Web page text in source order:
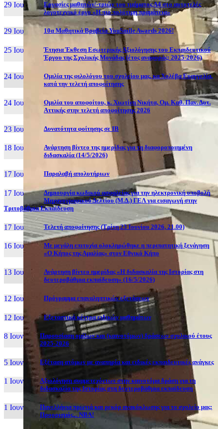
29 Ιουν, 26
Εργασίες μαθητών/-τριών του τμήματος Α4 στο αυτοτελές
λογοτεχνικό έργο «Η πιο πολύτιμη πραμάτεια»
29 Ιουν, 26 10α Μαθητικά Βραβεία YouSmile Awards 2026!
25 Ιουν, 26
Έτησια Έκθεση Εσωτερικής Αξιολόγησης του Εκπαιδευτικού
Έργου της Σχολικής Μονάδας (έτος αναφοράς: 2025-2026)
24 Ιουν, 26
Ομιλία της φιλολόγου του σχολείου μας, κα Χολέβα Ευαγγελία,
κατά την τελετή αποφοίτησης
24 Ιουν, 26
Ομιλία του αποφοίτου, κ. Χιωτίνη Νικήτα, Ομ. Καθ. Παν. Δυτ.
Αττικής στην τελετή αποφοίτησης 2026
23 Ιουν, 26 Δυνατότητα φοίτησης σε ΙΒ
18 Ιουν, 26
Ανάρτηση βίντεο της ημερίδας για τη διαφοροποιημένη
διδασκαλία (14/5/2026)
17 Ιουν, 26 Παραλαβή απολυτήριων
17 Ιουν, 26
Δημιουργία κωδικού ασφαλείας για την ηλεκτρονική υποβολή
Μηχανογραφικού Δελτίου (Μ.Δ.) ΓΕΛ για εισαγωγή στην
Τριτοβάθμια Εκπαίδευση
17 Ιουν, 26 Τελετή αποφοίτησης (Τρίτη 23 Ιουνίου 2026, 21.00)
16 Ιουν, 26
Με μεγάλη επιτυχία ολοκληρώθηκε η περιπατητική ξενάγηση
«Ο Κήπος της Αμαλίας» στον Εθνικό Κήπο
13 Ιουν, 26
Ανάρτηση βίντεο ημερίδας «Η διδασκαλία της Ιστορίας στη
δευτεροβάθμια εκπαίδευση» (16/5/2026)
12 Ιουν, 26 Πρόγραμμα επαναληπτικών εξετάσεων
12 Ιουν, 26 Εξεταστικά κέντρα ειδικών μαθημάτων
8 Ιουν, 26
Παρουσίαση ομίλων και (καινοτόμων) δράσεων σχολικού έτους
2025-2026
5 Ιουν, 26 Εξέταση ατόμων με αναπηρία και ειδικές εκπαιδευτικές ανάγκες
1 Ιουν, 26
Αξιολόγηση συμμετεχόντων στην καινοτόμα δράση για τη
διδασκαλία της Ιστορίας στη δευτεροβάθμια εκπαίδευση
1 Ιουν, 26
Πανελλήνια πρωτιά και ρεκόρ ανακύκλωσης για το σχολείο μας:
Προορισμός... NBA!